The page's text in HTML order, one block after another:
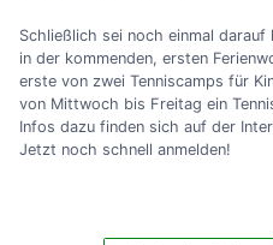
Schließlich sei noch einmal darauf
in der kommenden, ersten
erste von zwei Tenniscamps für
von Mittwoch bis Freitag ein
Infos dazu finden sich auf der
Jetzt noch schnell anmelden!